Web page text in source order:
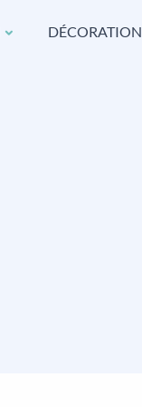
DÉCORATION